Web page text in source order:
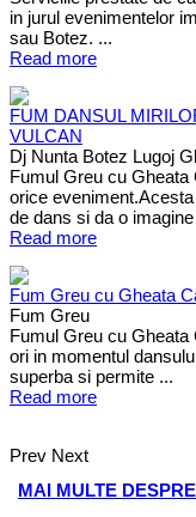
in jurul evenimentelor
sau Botez. ...
Read more
FUM DANSUL
VULCAN
Dj Nunta Botez Lugoj
Fumul Greu cu
orice
de dans si da o
Read more
Fum Greu cu Gheata
Fum Greu
Fumul Greu cu
ori in momentul
superba si permite ...
Read more
Prev Next
MAI MULTE